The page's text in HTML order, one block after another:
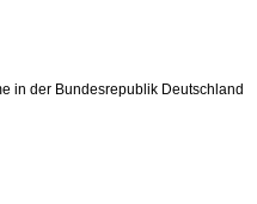
in der Bundesrepublik Deutschland